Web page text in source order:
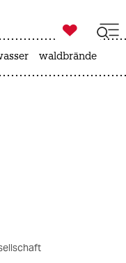

taz zahl ich
waldbrände